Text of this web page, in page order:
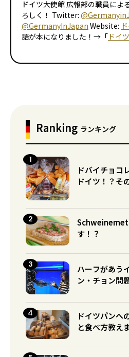
ドイツ大使館 広報部の職員によ
ろしく！ Twitter:
@GermanyInJapan Website:
語が本になりました！→「 ドイ
Ranking ランキング
ドバイチョコ
ドイツ！？そ
す！？
ハーフがあう
ン・チョン問題
ドイツパンへ
と食べ方教え